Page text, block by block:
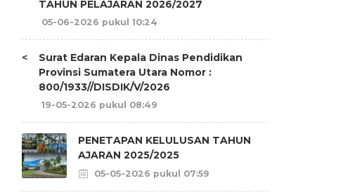
TAHUN PELAJARAN 2026/2027
05-06-2026 pukul 10:24
<
Surat Edaran Kepala Dinas Pendidikan
Provinsi Sumatera Utara Nomor :
800/1933//DISDIK/V/2026
19-05-2026 pukul 08:49
PENETAPAN KELULUSAN TAHUN
AJARAN 2025/2025
05-05-2026 pukul 07:59